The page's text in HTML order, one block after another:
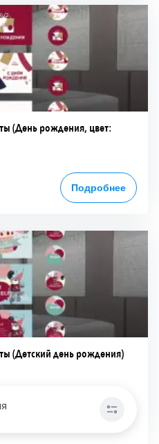
(День рождения, цвет:
Подробнее
(Детский день рождения)
Подробнее